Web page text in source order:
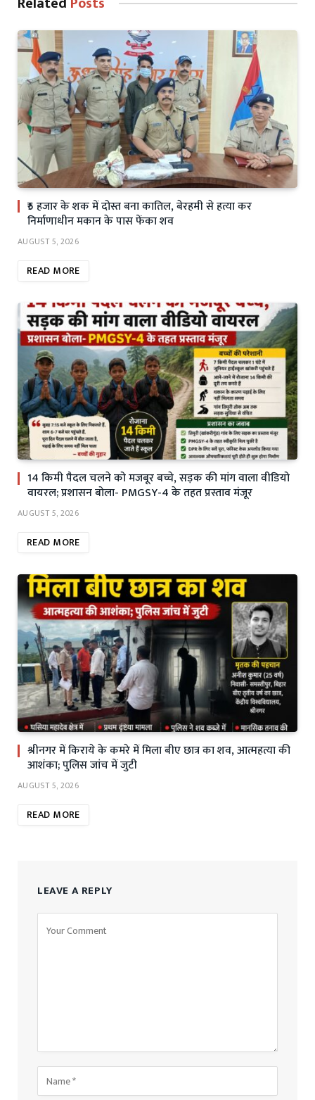
₹5 हजार के शक में दोस्त बना कातिल, बेरहमी से हत्या कर
निर्माणाधीन मकान के पास फेंका शव
AUGUST 5, 2026
READ MORE
14 किमी पैदल चलने को मजबूर बच्चे, सड़क की मांग वाला वीडियो
वायरल; प्रशासन बोला- PMGSY-4 के तहत प्रस्ताव मंजूर
AUGUST 5, 2026
READ MORE
श्रीनगर में किराये के कमरे में मिला बीए छात्र का शव, आत्महत्या की
आशंका; पुलिस जांच में जुटी
AUGUST 5, 2026
READ MORE
LEAVE A REPLY